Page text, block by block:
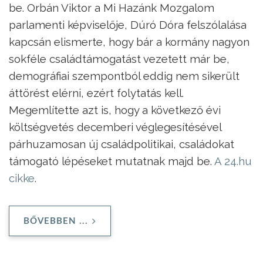
be. Orbán Viktor a Mi Hazánk Mozgalom
parlamenti képviselője, Dúró Dóra felszólalása
kapcsán elismerte, hogy bár a kormány nagyon
sokféle családtámogatást vezetett már be,
demográfiai szempontból eddig nem sikerült
áttörést elérni, ezért folytatás kell.
Megemlítette azt is, hogy a következő évi
költségvetés decemberi véglegesítésével
párhuzamosan új családpolitikai, családokat
támogató lépéseket mutatnak majd be. A 24.hu
cikke.
BŐVEBBEN ...